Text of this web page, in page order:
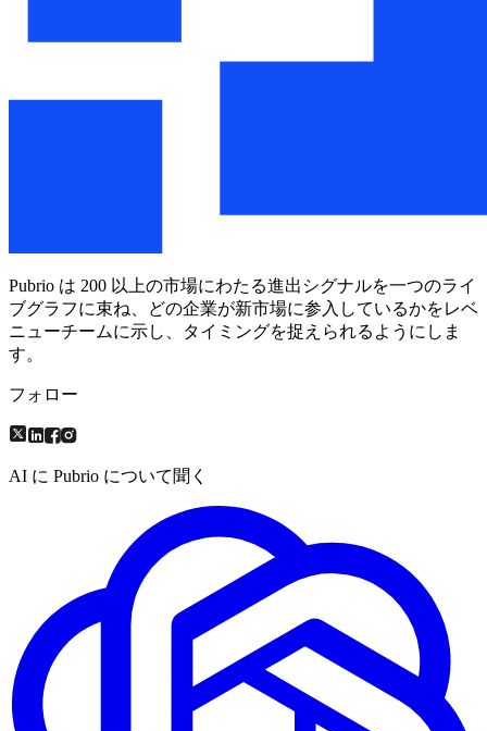
Pubrio は 200 以上の市場にわたる進出シグナルを一つのライ
ブグラフに束ね、どの企業が新市場に参入しているかをレベ
ニューチームに示し、タイミングを捉えられるようにしま
す。
フォロー
AI に Pubrio について聞く